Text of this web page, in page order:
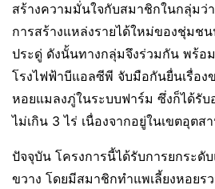
สร้างความมั่นใจกับสมาชิกในกลุ่มว่
การสร้างแหล่งรายได้ใหม่ของชุ่มช
ประดู่ ดังนั้นทางกลุ่มจึงร่วมกัน พร้อ
โรงไฟฟ้าบีแอลซีพี จับมือกันยื่นเรื่อง
หอยแมลงภู่ในระบบฟาร์ม ซึ่งก็ได้รับ
ไม่เกิน 3 ไร่ เนื่องจากอยู่ในเขตอุตส
ปัจจุบัน โครงการนี้ได้รับการยกระดั
ขวาง โดยมีสมาชิกทำแพเลี้ยงหอยร